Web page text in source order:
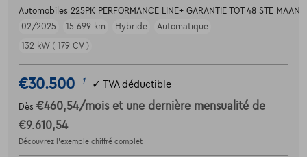
Automobiles 225PK PERFORMANCE LINE+ GARANTIE TOT 48 STE MAAND
02/2025
15.699 km Hybride
Automatique
132 kW ( 179 CV )
€30.500 1 ✓ TVA déductible
Dès €460,54/mois et une dernière mensualité de
€9.610,54
Découvrez l’exemple chiffré complet